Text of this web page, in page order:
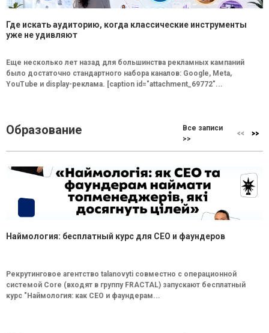
Где искать аудиторию, когда классические инструменты
уже не удивляют
Еще несколько лет назад для большинства рекламных кампаний
было достаточно стандартного набора каналов: Google, Meta,
YouTube и display-реклама. [caption id="attachment_69772"...
Образование
Все записи
>>
Наймология: бесплатный курс для CEO и фаундеров
Рекрутинговое агентство talanovyti совместно с операционной
системой Core (входят в группу FRACTAL) запускают бесплатный
курс "Наймология: как СEO и фаундерам...